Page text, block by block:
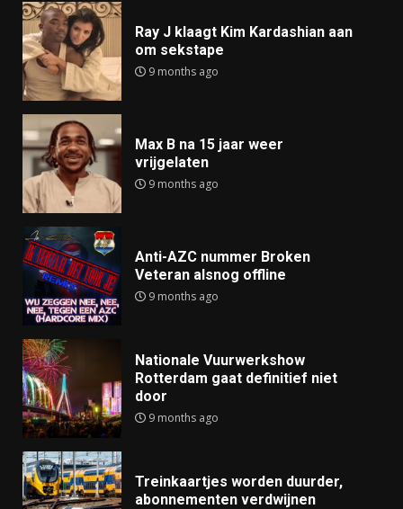
Ray J klaagt Kim Kardashian aan
om sekstape
9 months ago
Max B na 15 jaar weer
vrijgelaten
9 months ago
Anti-AZC nummer Broken
Veteran alsnog offline
9 months ago
Nationale Vuurwerkshow
Rotterdam gaat definitief niet
door
9 months ago
Treinkaartjes worden duurder,
abonnementen verdwijnen